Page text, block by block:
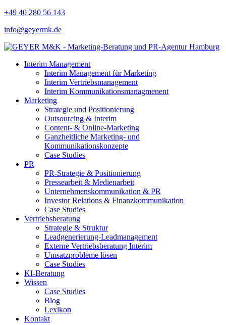
+49 40 280 56 143
info@geyermk.de
Interim Management
Interim Management für Marketing
Interim Vertriebsmanagement
Interim Kommunikationsmanagmenent
Marketing
Strategie und Positionierung
Outsourcing & Interim
Content- & Online-Marketing
Ganzheitliche Marketing- und
Kommunikationskonzepte
Case Studies
PR
PR-Strategie & Positionierung
Pressearbeit & Medienarbeit
Unternehmenskommunikation & PR
Investor Relations & Finanzkommunikation
Case Studies
Vertriebsberatung
Strategie & Struktur
Leadgenerierung-Leadmanagement
Externe Vertriebsberatung Interim
Umsatzprobleme lösen
Case Studies
KI-Beratung
Wissen
Case Studies
Blog
Lexikon
Kontakt